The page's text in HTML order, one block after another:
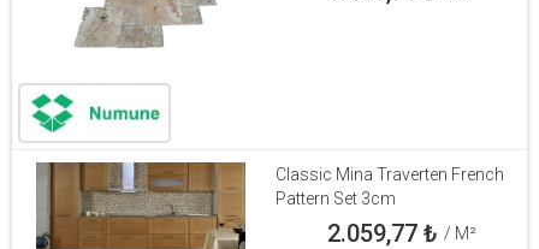
Classic Mina Traverten French
Pattern Set 3cm
2.059,77₺ / M²